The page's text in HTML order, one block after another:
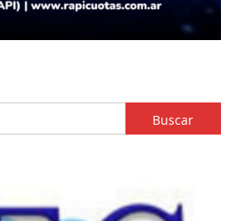
Buscar: